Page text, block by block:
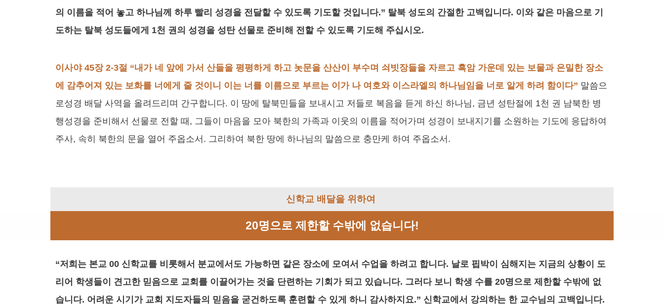
의 이름을 적어 놓고 하나님께 하루 빨리 성경을 전달할 수 있도록 기도할 것입니다.” 탈북 성도의 간절한 고백입니다. 이와 같은 마음으로 기
도하는 탈북 성도들에게 1천 권의 성경을 성탄 선물로 준비해 전할 수 있도록 기도해 주십시오.
이사야 45장 2-3절 “내가 네 앞에 가서 산들을 평평하게 하고 놋문을 산산이 부수며 쇠빗장들을 자르고 흑암 가운데 있는 보물과 은밀한 장소
에 감추어져 있는 보화를 너에게 줄 것이니 이는 너를 이름으로 부르는 이가 나 여호와 이스라엘의 하나님임을 너로 알게 하려 함이다” 말씀으
로성경 배달 사역을 올려드리며 간구합니다. 이 땅에 탈북민들을 보내시고 저들로 복음을 듣게 하신 하나님, 금년 성탄절에 1천 권 남북한 병
행성경을 준비해서 선물로 전할 때, 그들이 마음을 모아 북한의 가족과 이웃의 이름을 적어가며 성경이 보내지기를 소원하는 기도에 응답하여
주사, 속히 북한의 문을 열어 주옵소서. 그리하여 북한 땅에 하나님의 말씀으로 충만케 하여 주옵소서.
신학교 배달을 위하여
20명으로 제한할 수밖에 없습니다!
“저희는 본교 00 신학교를 비롯해서 분교에서도 가능하면 같은 장소에 모여서 수업을 하려고 합니다. 날로 핍박이 심해지는 지금의 상황이 도
리어 학생들이 견고한 믿음으로 교회를 이끌어가는 것을 단련하는 기회가 되고 있습니다. 그러다 보니 학생 수를 20명으로 제한할 수밖에 없
습니다. 어려운 시기가 교회 지도자들의 믿음을 굳건하도록 훈련할 수 있게 하니 감사하지요.” 신학교에서 강의하는 한 교수님의 고백입니다.